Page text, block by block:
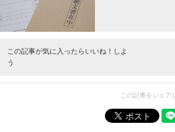
最
この記事が気に入ったらいいね！しよ
う
この記事をシェア